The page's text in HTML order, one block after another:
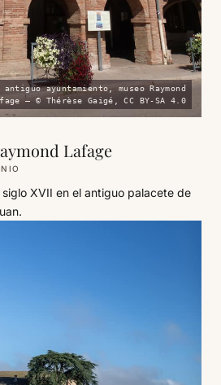
antiguo ayuntamiento, museo Raymond
— © Thérèse Gaigé, CC BY-SA 4.0
Lafage
XVII en el antiguo palacete de